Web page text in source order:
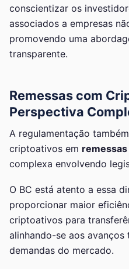
conscientizar os
associados a empresas
promovendo uma
transparente.
Remessas com
Perspectiva
A regulamentação
criptoativos em
complexa envolvendo
O BC está atento a essa
proporcionar maior
criptoativos para
alinhando-se aos
demandas do mercado.